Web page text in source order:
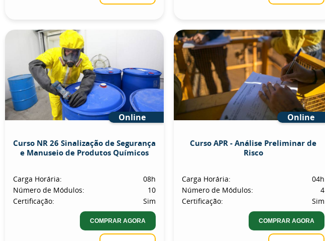
Online
Curso NR 26 Sinalização de Segurança
e Manuseio de Produtos Químicos
Carga Horária:
08h
Número de Módulos:
10
Certificação:
Sim
COMPRAR AGORA
Online
Curso APR - Análise Preliminar de
Risco
Carga Horária:
04h
Número de Módulos:
4
Certificação:
Sim
COMPRAR AGORA